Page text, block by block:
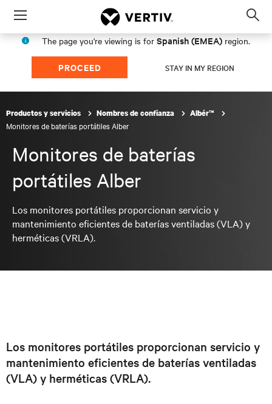
Menu
The page you're viewing is for Spanish (EMEA) region.
PROCEED STAY IN MY REGION
Productos y servicios Nombres de confianza Albér™
Monitores de baterías portátiles Alber
Monitores de baterías
portátiles Alber
Los monitores portátiles proporcionan servicio y
mantenimiento eficientes de baterías ventiladas (VLA) y
herméticas (VRLA).
Los monitores portátiles proporcionan servicio y
mantenimiento eficientes de baterías ventiladas
(VLA) y herméticas (VRLA).